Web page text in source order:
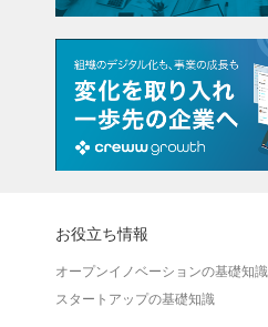
お役立ち情報
オープンイノベーションの基礎知識
スタートアップの基礎知識